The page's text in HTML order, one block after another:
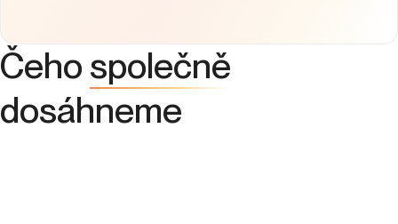
Čeho společně
dosáhneme